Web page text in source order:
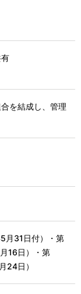
を結成し、管理
月31日付）・第
16日）・第
24日）